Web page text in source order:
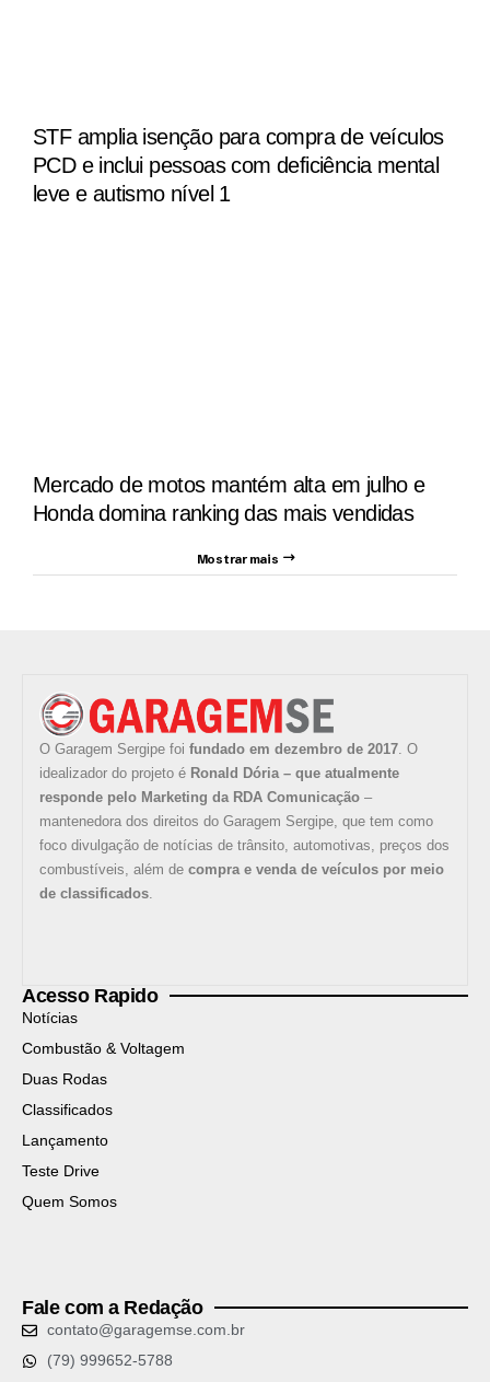
STF amplia isenção para compra de veículos
PCD e inclui pessoas com deficiência mental
leve e autismo nível 1
Mercado de motos mantém alta em julho e
Honda domina ranking das mais vendidas
Mostrar mais
O Garagem Sergipe foi fundado em dezembro de 2017 . O
idealizador do projeto é Ronald Dória – que atualmente
responde pelo Marketing da RDA Comunicação –
mantenedora dos direitos do Garagem Sergipe, que tem como
foco divulgação de notícias de trânsito, automotivas, preços dos
combustíveis, além de compra e venda de veículos por meio
de classificados
Acesso Rapido
Notícias
Combustão & Voltagem
Duas Rodas
Classificados
Lançamento
Teste Drive
Quem Somos
Fale com a Redação
contato@garagemse.com.br
(79) 999652-5788